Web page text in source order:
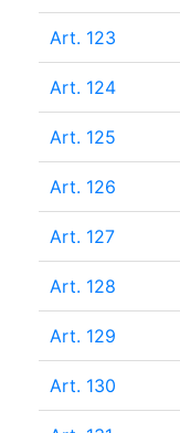
Art. 123
Art. 124
Art. 125
Art. 126
Art. 127
Art. 128
Art. 129
Art. 130